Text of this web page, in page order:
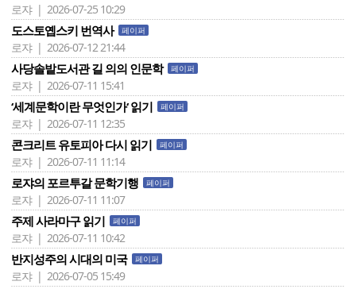
로쟈 | 2026-07-25 10:29
도스토옙스키 번역사 페이퍼
로쟈 | 2026-07-12 21:44
사당솔밭도서관 길 의의 인문학 페이퍼
로쟈 | 2026-07-11 15:41
‘세계문학이란 무엇인가‘ 읽기 페이퍼
로쟈 | 2026-07-11 12:35
콘크리트 유토피아 다시 읽기 페이퍼
로쟈 | 2026-07-11 11:14
로쟈의 포르투갈 문학기행 페이퍼
로쟈 | 2026-07-11 11:07
주제 사라마구 읽기 페이퍼
로쟈 | 2026-07-11 10:42
반지성주의 시대의 미국 페이퍼
로쟈 | 2026-07-05 15:49